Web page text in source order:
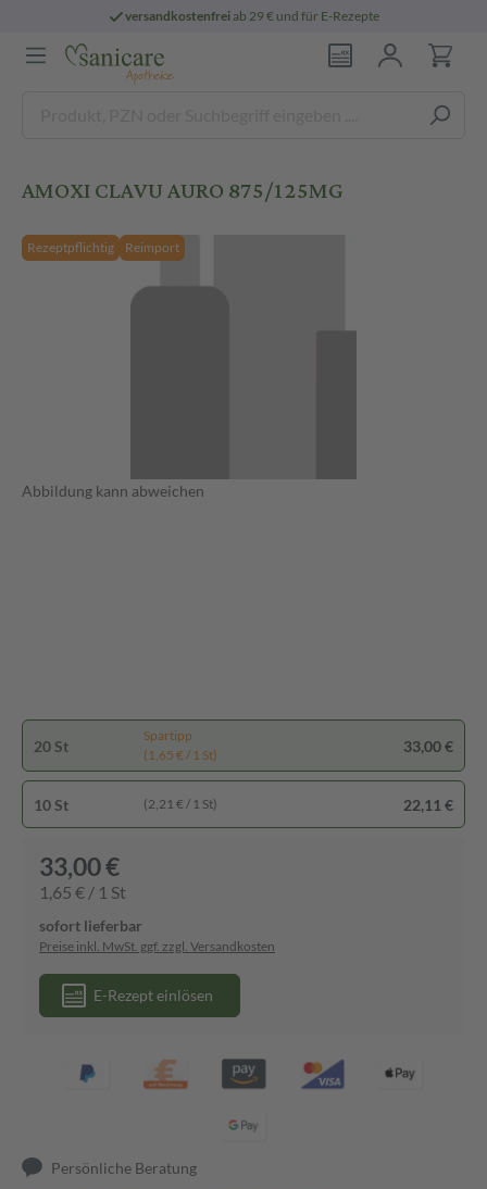
versandkostenfreiab 29 € und für E-Rezepte
AMOXI CLAVU AURO 875/125MG
Rezeptpflichtig Reimport
Abbildung kann abweichen
20 St
Spartipp
(1,65 € / 1 St)
33,00 €
10 St (2,21 € / 1 St) 22,11 €
33,00 €
1,65 € / 1 St
sofort lieferbar
Preise inkl. MwSt. ggf. zzgl. Versandkosten
E-Rezept einlösen
Persönliche Beratung